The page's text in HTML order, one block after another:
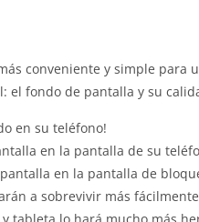
conveniente y simple para
el fondo de pantalla y su
en su teléfono!
en la pantalla de su
en la pantalla de
a sobrevivir más